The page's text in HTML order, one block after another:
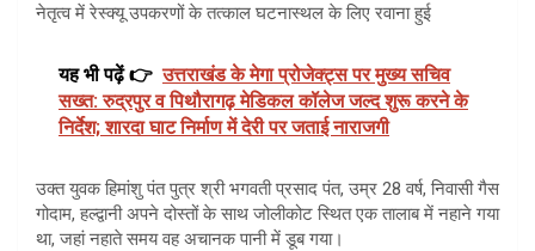
नेतृत्व में रेस्क्यू उपकरणों के तत्काल घटनास्थल के लिए रवाना हुई
यह भी पढ़ें 👉 उत्तराखंड के मेगा प्रोजेक्ट्स पर मुख्य सचिव
सख्त: रुद्रपुर व पिथौरागढ़ मेडिकल कॉलेज जल्द शुरू करने के
निर्देश; शारदा घाट निर्माण में देरी पर जताई नाराजगी
उक्त युवक हिमांशु पंत पुत्र श्री भगवती प्रसाद पंत, उम्र 28 वर्ष, निवासी गैस
गोदाम, हल्द्वानी अपने दोस्तों के साथ जोलीकोट स्थित एक तालाब में नहाने गया
था, जहां नहाते समय वह अचानक पानी में डूब गया।